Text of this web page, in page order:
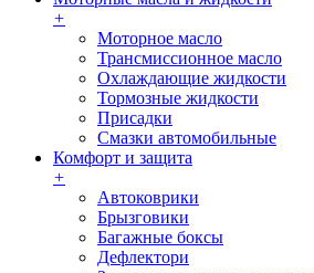
+
Моторное масло
Трансмиссионное масло
Охлаждающие жидкости
Тормозные жидкости
Присадки
Смазки автомобильные
Комфорт и защита
+
Автоковрики
Брызговики
Багажные боксы
Дефлектори